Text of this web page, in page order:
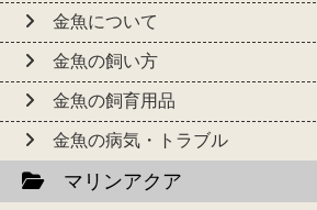
金魚について
金魚の飼い方
金魚の飼育用品
金魚の病気・トラブル
マリンアクア